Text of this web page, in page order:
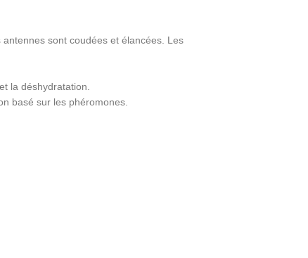
sont coudées et élancées. Les
la déshydratation.
basé sur les phéromones.